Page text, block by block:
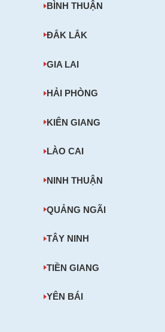
BÌNH THUẬN
ĐẮK LẮK
GIA LAI
HẢI PHÒNG
KIÊN GIANG
LÀO CAI
NINH THUẬN
QUẢNG NGÃI
TÂY NINH
TIỀN GIANG
YÊN BÁI